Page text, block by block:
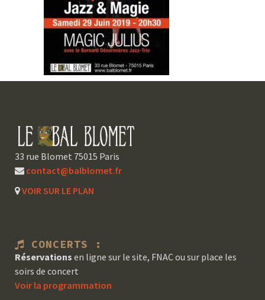
33 rue Blomet 75015 Paris
contact@balblomet.fr
VOIR SUR LE PLAN
CONCERTS :
Réservations en ligne sur le site, FNAC ou sur place les
soirs de concert
Voir la programmation